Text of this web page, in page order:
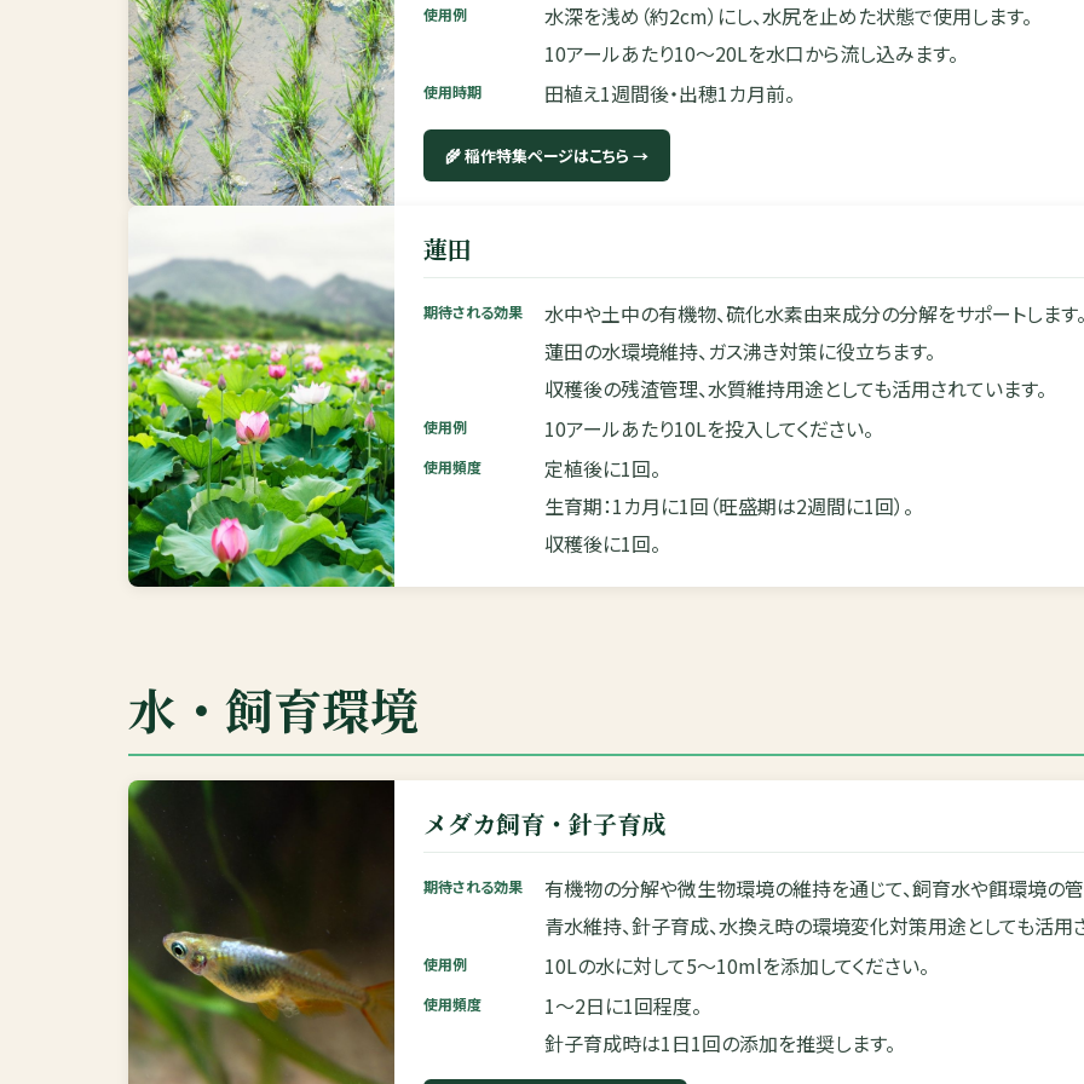
使用例
水深を浅め（約2cm）にし、水尻を止めた状態で使用します。
10アールあたり10〜20Lを水口から流し込みます。
使用時期 田植え1週間後・出穂1カ月前。
🌾 稲作特集ページはこちら →
蓮田
期待される効果
水中や土中の有機物、硫化水素由来成分の分解をサポートします
蓮田の水環境維持、ガス沸き対策に役立ちます。
収穫後の残渣管理、水質維持用途としても活用されています。
使用例 10アールあたり10Lを投入してください。
使用頻度
定植後に1回。
生育期：1カ月に1回（旺盛期は2週間に1回）。
収穫後に1回。
水・飼育環境
メダカ飼育・針子育成
期待される効果
有機物の分解や微生物環境の維持を通じて、飼育水や餌環境の管
青水維持、針子育成、水換え時の環境変化対策用途としても活用
使用例 10Lの水に対して5〜10mlを添加してください。
使用頻度
1〜2日に1回程度。
針子育成時は1日1回の添加を推奨します。